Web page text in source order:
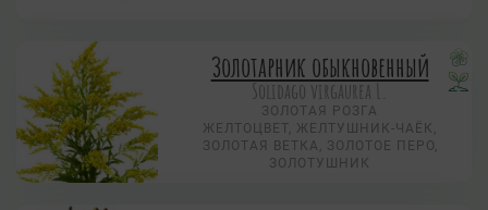
Золотарник обыкновенный
Solidago virgaurea L.
ЗОЛОТАЯ РОЗГА
ЖЕЛТОЦВЕТ, ЖЕЛТУШНИК-ЧАЁК,
ЗОЛОТАЯ ВЕТКА, ЗОЛОТОЕ ПЕРО,
ЗОЛОТУШНИК